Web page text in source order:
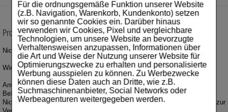
Für die ordnungsgemäße Funktion unserer Website
(z.B. Navigation, Warenkorb, Kundenkonto) setzen
wir so genannte Cookies ein. Darüber hinaus
verwenden wir Cookies, Pixel und vergleichbare
Technologien, um unsere Website an bevorzugte
Verhaltensweisen anzupassen, Informationen über
die Art und Weise der Nutzung unserer Website für
Optimierungszwecke zu erhalten und personalisierte
Werbung ausspielen zu können. Zu Werbezwecke
können diese Daten auch an Dritte, wie z.B.
Suchmaschinenanbieter, Social Networks oder
Werbeagenturen weitergegeben werden.
Körperpflege
Tablettenspender & Tablettenteiler
Tierarzneimittel
Bonbons
Tee
Produktbeschreibung
Nicorette Inhaler 15 mg
Wirkstoff: Nicotin.
Anwendungsgebiete:
Behandlung der Tabakabhängigkeit durch Linderung der
Nicotinentzugssymptome. Unterstützung der Raucherentwöhnung. Auch zur